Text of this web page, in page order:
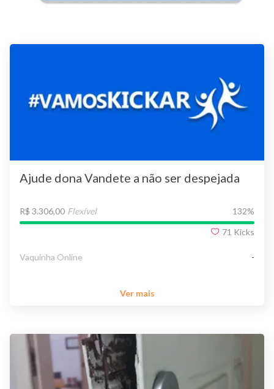
Ajude dona Vandete a não ser despejada
R$ 3.306,00 Flexível 132%
71 Kicks
Vaquinha Online -
Ver mais